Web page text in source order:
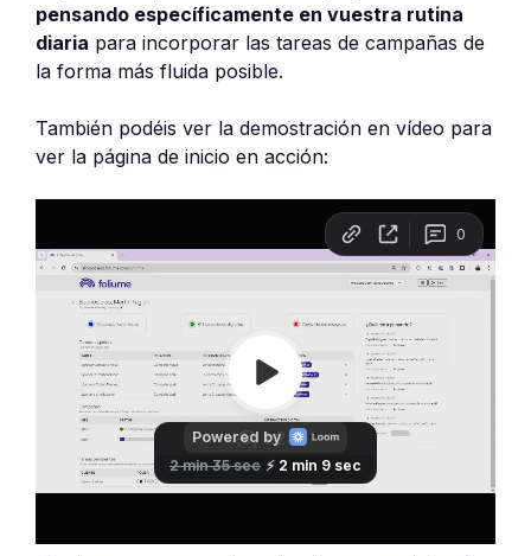
pensando específicamente en vuestra rutina
diaria para incorporar las tareas de campañas de
la forma más fluida posible.
También podéis ver la demostración en vídeo para
ver la página de inicio en acción: